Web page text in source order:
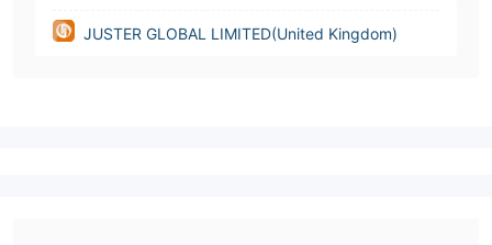
JUSTER GLOBAL LIMITED(United Kingdom)